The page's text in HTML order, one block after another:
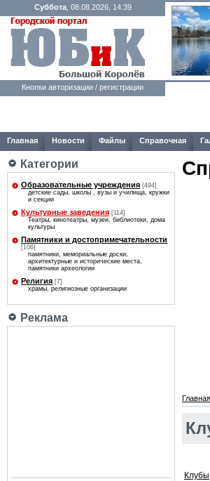
Суббота, 08.08.2026, 14:39
Кнопки авторизации / регистрации
Главная Новости Файлы Справочная
Категории
Образовательные учреждения [494]
детские сады, школы , вузы и училища, кружки
и секции
Культурные заведения [114]
Театры, кинотеатры, музеи, библиотеки, дома
культуры
Памятники и достопримечательности
[106]
памятники, мемориальные доски,
архитектурные и исторические места,
памятники археологии
Религия [7]
храмы, религиозные организации
Реклама
Главная
Клубы